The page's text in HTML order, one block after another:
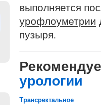
выполняется
урофлоуметрии
пузыря.
урологии
Трансректальное